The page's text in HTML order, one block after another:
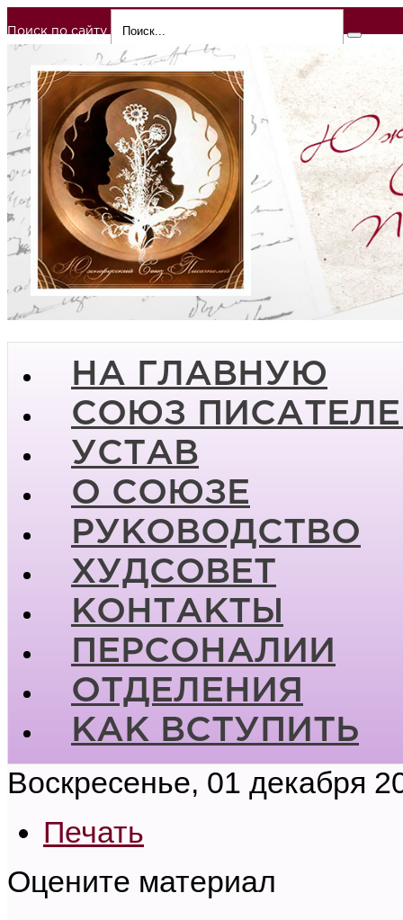
Поиск по сайту
НА ГЛАВНУЮ
СОЮЗ
УСТАВ
О СОЮЗЕ
РУКОВОДСТВО
ХУДСОВЕТ
КОНТАКТЫ
ПЕРСОНАЛИИ
ОТДЕЛЕНИЯ
КАК ВСТУПИТЬ
Воскресенье, 01 декабря
Печать
Оцените материал